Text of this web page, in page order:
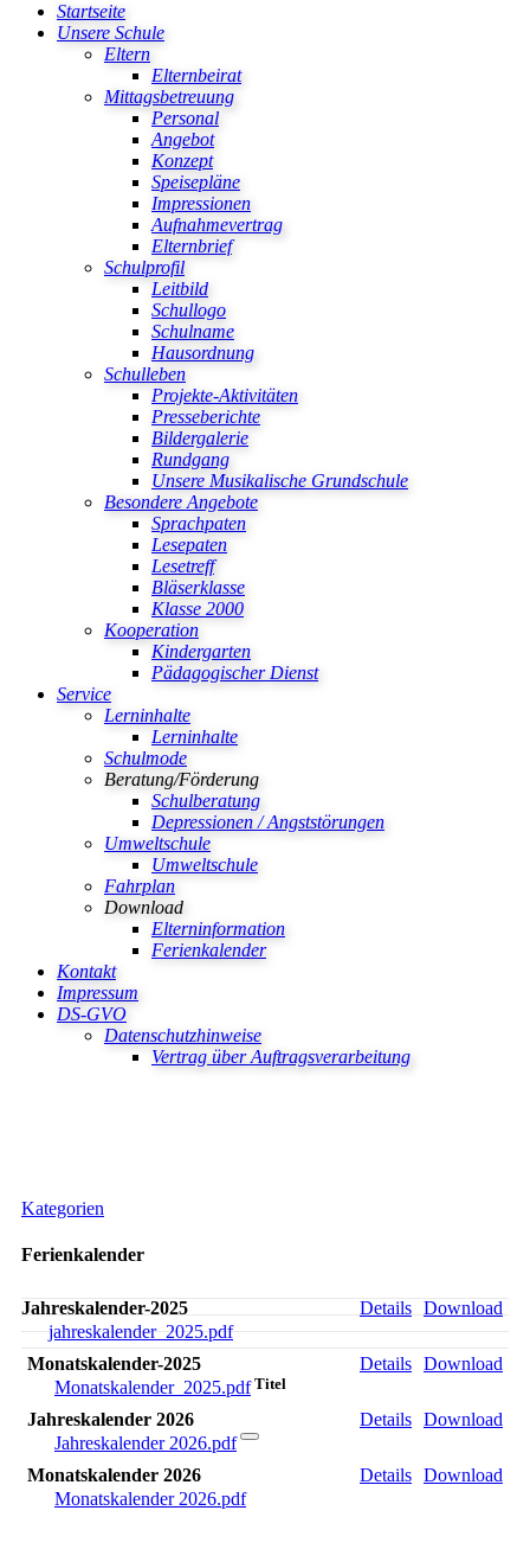
Startseite
Unsere Schule
Eltern
Elternbeirat
Mittagsbetreuung
Personal
Angebot
Konzept
Speisepläne
Impressionen
Aufnahmevertrag
Elternbrief
Schulprofil
Leitbild
Schullogo
Schulname
Hausordnung
Schulleben
Projekte-Aktivitäten
Presseberichte
Bildergalerie
Rundgang
Unsere Musikalische Grundschule
Besondere Angebote
Sprachpaten
Lesepaten
Lesetreff
Bläserklasse
Klasse 2000
Kooperation
Kindergarten
Pädagogischer Dienst
Service
Lerninhalte
Lerninhalte
Schulmode
Beratung/Förderung
Schulberatung
Depressionen / Angststörungen
Umweltschule
Umweltschule
Fahrplan
Download
Elterninformation
Ferienkalender
Kontakt
Impressum
DS-GVO
Datenschutzhinweise
Vertrag über Auftragsverarbeitung
Kategorien
Ferienkalender
Jahreskalender-2025
jahreskalender_2025.pdf
Download
Details
Monatskalender-2025
Monatskalender_2025.pdf
Download
Details
Jahreskalender 2026
Jahreskalender 2026.pdf
Download
Details
Monatskalender 2026
Monatskalender 2026.pdf
Download
Details
Titel